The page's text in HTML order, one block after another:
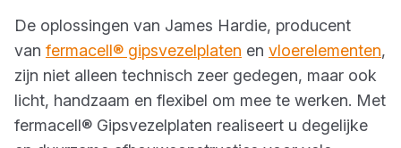
De oplossingen van James Hardie, producent
van fermacell® gipsvezelplaten en vloerelementen,
zijn niet alleen technisch zeer gedegen, maar ook
licht, handzaam en flexibel om mee te werken. Met
fermacell® Gipsvezelplaten realiseert u degelijke